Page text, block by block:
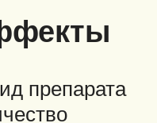
препарата